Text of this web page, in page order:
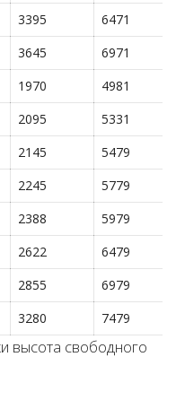
3395
6471
3645 6971
1970
4981
2095
5331
2145
5479
2245
5779
2388
5979
2622
6479
2855
6979
3280 7479
высота свободного